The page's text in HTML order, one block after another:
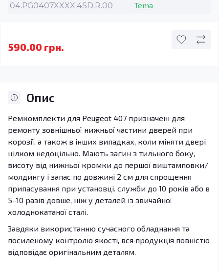
04.PG0407XXXX.4SD.R.00
Tema
590.00 грн.
Опис
Ремкомплекти для Peugeot 407 призначені для
ремонту зовнішньої нижньої частини дверей при
корозії, а також в інших випадках, коли міняти двері
цілком недоцільно. Мають загин з тильного боку,
висоту від нижньої кромки до першої виштамповки/
молдингу і запас по довжині 2 см для спрощення
припасування при установці. служби до 10 років або в
5–10 разів довше, ніж у деталей із звичайної
холоднокатаної сталі.
Завдяки використанню сучасного обладнання та
посиленому контролю якості, вся продукція повністю
відповідає оригінальним деталям.